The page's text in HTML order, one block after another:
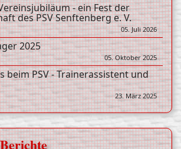
- ein Fest der
des PSV Senftenberg e. V.
05. Juli 2026
2025
05. Oktober 2025
beim PSV - Trainerassistent und
23. März 2025